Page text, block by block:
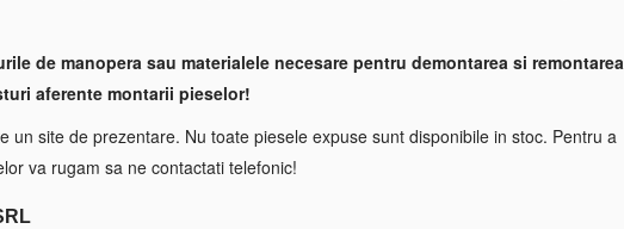
de manopera sau materialele necesare pentru demontarea si remontarea
aferente montarii pieselor!
un site de prezentare. Nu toate piesele expuse sunt disponibile in stoc. Pentru a
va rugam sa ne contactati telefonic!